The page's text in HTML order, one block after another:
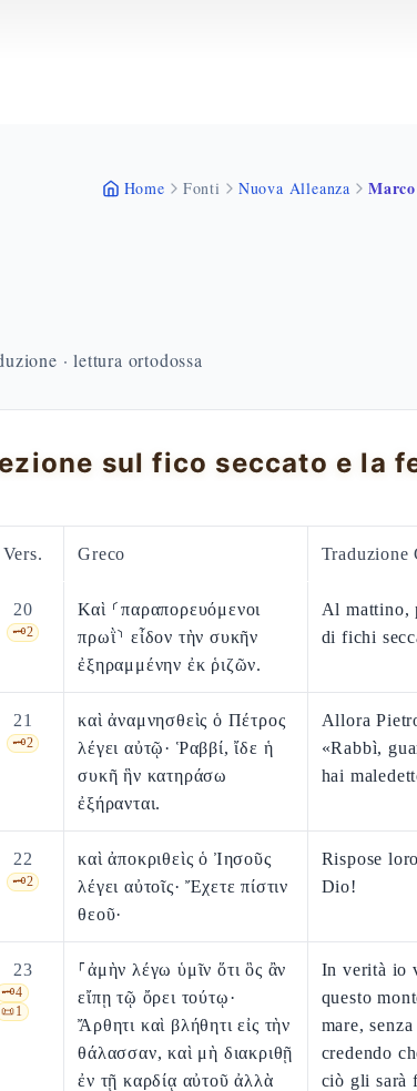
Home Fonti Nuova Alleanza
· lettura ortodossa
sul fico seccato e la
Vers. Greco Traduzione
20
🗝️2
Καὶ ⸂παραπορευόμενοι
πρωῒ⸃ εἶδον τὴν συκῆν
ἐξηραμμένην ἐκ ῥιζῶν.
Al mattino,
di fichi
21
🗝️2
καὶ ἀναμνησθεὶς ὁ Πέτρος
λέγει αὐτῷ· Ῥαββί, ἴδε ἡ
συκῆ ἣν κατηράσω
ἐξήρανται.
Allora
«Rabbì,
hai
22
🗝️2
καὶ ἀποκριθεὶς ὁ Ἰησοῦς
λέγει αὐτοῖς· Ἔχετε πίστιν
θεοῦ·
Rispose
Dio!
23
🗝️4
📜1
⸀ἀμὴν λέγω ὑμῖν ὅτι ὃς ἂν
εἴπῃ τῷ ὄρει τούτῳ·
Ἄρθητι καὶ βλήθητι εἰς τὴν
θάλασσαν, καὶ μὴ διακριθῇ
ἐν τῇ καρδίᾳ αὐτοῦ ἀλλὰ
In verità io
questo
mare,
credendo
ciò gli sarà